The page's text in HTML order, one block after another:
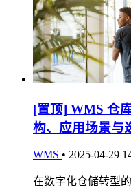
[置顶] WMS 仓
构、应用场景与
WMS • 2025-04-29
在数字化仓储转型